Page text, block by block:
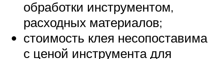
обработки инструментом,
расходных материалов;
стоимость клея несопоставима
с ценой инструмента для